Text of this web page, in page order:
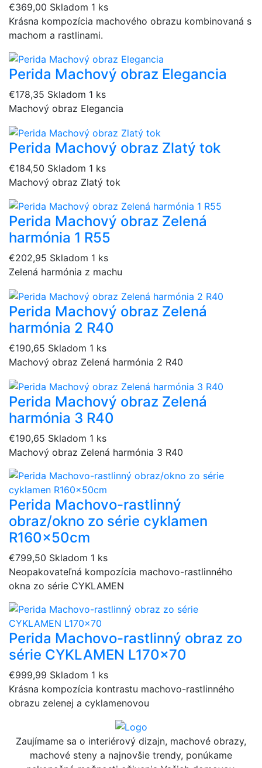
€369,00 Skladom 1 ks
Krásna kompozícia machového obrazu kombinovaná s
machom a rastlinami.
Perida Machový obraz Elegancia
€178,35 Skladom 1 ks
Machový obraz Elegancia
Perida Machový obraz Zlatý tok
€184,50 Skladom 1 ks
Machový obraz Zlatý tok
Perida Machový obraz Zelená
harmónia 1 R55
€202,95 Skladom 1 ks
Zelená harmónia z machu
Perida Machový obraz Zelená
harmónia 2 R40
€190,65 Skladom 1 ks
Machový obraz Zelená harmónia 2 R40
Perida Machový obraz Zelená
harmónia 3 R40
€190,65 Skladom 1 ks
Machový obraz Zelená harmónia 3 R40
Perida Machovo-rastlinný
obraz/okno zo série cyklamen
R160x50cm
€799,50 Skladom 1 ks
Neopakovateľná kompozícia machovo-rastlinného
okna zo série CYKLAMEN
Perida Machovo-rastlinný obraz zo
série CYKLAMEN L170x70
€999,99 Skladom 1 ks
Krásna kompozícia kontrastu machovo-rastlinného
obrazu zelenej a cyklamenovou
Zaujímame sa o interiérový dizajn, machové obrazy,
machové steny a najnovšie trendy, ponúkame